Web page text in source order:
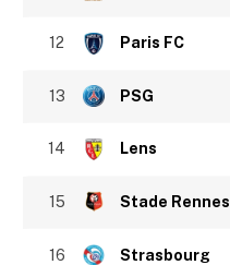
12 Paris FC
13 PSG
14 Lens
15 Stade Rennes
16 Strasbourg